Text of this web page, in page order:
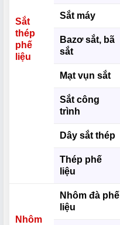
Sắt
thép
phế
liệu
Sắt máy
Bazơ sắt, bã
sắt
Mạt vụn sắt
Sắt công
trình
Dây sắt thép
Thép phế
liệu
Nhôm
Nhôm đà phế
liệu